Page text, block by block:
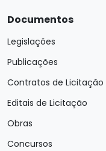
Documentos
Legislações
Publicações
Contratos de Licitação
Editais de Licitação
Obras
Concursos